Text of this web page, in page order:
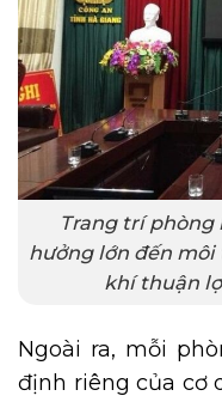
Trang trí phòng
hưởng lớn đến
khí thuận
Ngoài ra, mỗi
định riêng của cơ